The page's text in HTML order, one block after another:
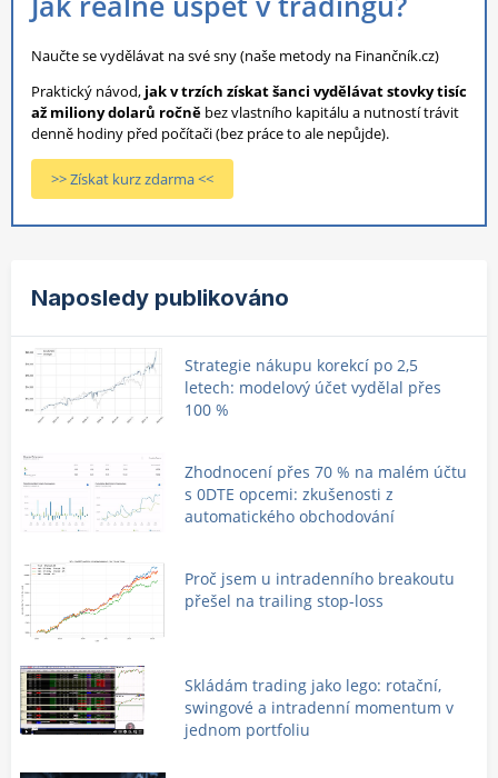
Naučte se vydělávat na své sny (naše metody na Finančník.cz)
Praktický návod, jak v trzích získat šanci vydělávat stovky tisíc
až miliony dolarů ročně bez vlastního kapitálu a nutností trávit
denně hodiny před počítači (bez práce to ale nepůjde).
>> Získat kurz zdarma <<
Naposledy publikováno
Strategie nákupu korekcí po 2,5
letech: modelový účet vydělal přes
100 %
Zhodnocení přes 70 % na malém účtu
s 0DTE opcemi: zkušenosti z
automatického obchodování
Proč jsem u intradenního breakoutu
přešel na trailing stop-loss
Skládám trading jako lego: rotační,
swingové a intradenní momentum v
jednom portfoliu